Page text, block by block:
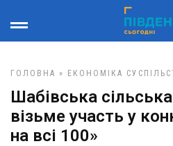
ГОЛОВНА » ЕКОНОМІКА
Шабівська
візьме участь у
на всі 100»